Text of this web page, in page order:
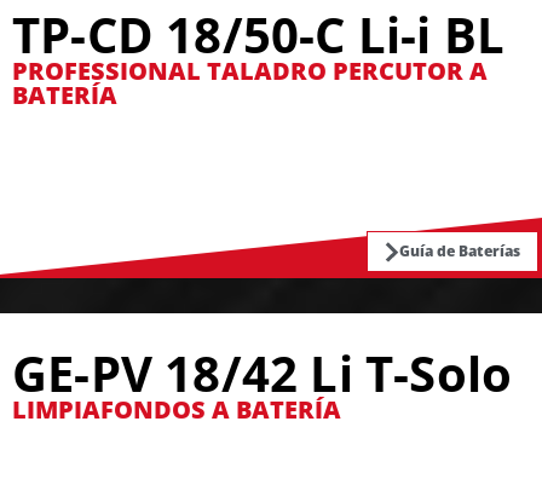
TP-CD 18/50-C Li-i BL
PROFESSIONAL TALADRO PERCUTOR A
BATERÍA
Guía de Baterías
GE-PV 18/42 Li T-Solo
LIMPIAFONDOS A BATERÍA